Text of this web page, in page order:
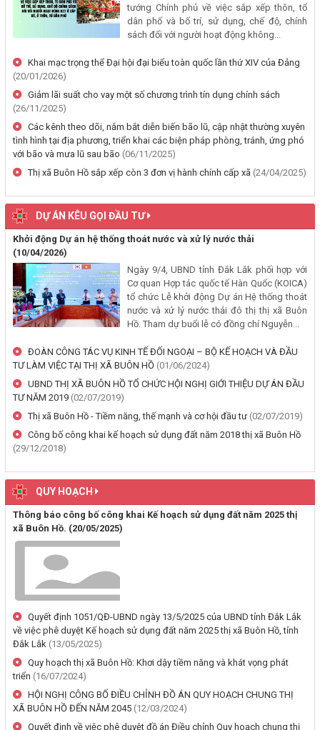
UBND tỉnh Đắk Lắk về việc bổ nhiệm hòa giải viên lao động trên địa
bàn tỉnh Đắk Lắk
(04/08/2026, 00:00)
Thông báo về việc niêm yết công khai Dự thảo phương án bồi
thường, hỗ trợ và bảng công khai phương án chi tiết kinh phí bồi
thường, hỗ trợ khi Nhà nước thu hồi đất để thực hiện Dự án: Cải
tạo, nâng cấp đường Nơ Trang Lơng (đoạn từ đường Nguyễn Hiền
đến đường Trần Cảnh)
(30/07/2026, 00:00)
chấp thuận bằng văn bản cho thương nhân tự chứng nhận xuất xứ
hàng hoá xuất khẩu trên địa bàn tỉnh Đắk Lắk
(29/07/2026, 00:00)
Thông báo công khai về việc đo đạc, ký giáp ranh đối với thửa đất
số 59, tờ bản đồ số 89 thuộc Đoàn Kết 1, phường Buôn Hồ, tỉnh
Đắk Lắk do Nguyễn Thị Bích Liên và bà Nguyễn Thị Kiều Oanh;
thường trú tại TDP An Bình 4, phường Buôn Hồ, tỉnh Đắk Lắk đang
sử dụng
Thông báo về việc niêm yết, công khai hồ sơ mất Giấy chứng nhận
quyền sử dụng đất mang tên ông Cù Văn Châu và bà Nguyễn Thị
Kim Tâm. Thường trú tại: Phường Buôn Hồ, tỉnh Đắk Lắk
(29/07/2026, 00:00)
Thông báo về việc cấp giấy chứng nhận quyền sử dụng đất, tài sản
dụng đất tại phường Buôn Hồ, tỉnh Đắk Lắk
(24/07/2026, 00:00)
Thông báo về việc niêm yết công khai kết quả kiểm tra hồ sơ đăng
ký, cấp giấy chứng nhận diện tích tăng thêm của ông Nguyễn Tấn
Vương và bà Nguyễn Thị Liễu đang sử dụng đất tại phường Buôn
Hồ, tỉnh Đắk Lắk
(20/07/2026, 00:00)
Thông báo về việc niêm yết, công khai hồ sơ cấp giấy chứng nhận
quyền sử dụng đất lần đầu 02 hồ sơ của các cá nhân đang sử dụng
đất tại Phường Buôn Hồ, tỉnh Đắk Lắk
(06/08/2026, 00:00)
Thông báo về việc niêm yết, công khai hồ sơ mất Giấy chứng nhận
tướng Chính phủ về việc sắp xếp thôn, tổ
dân phố và bố trí, sử dụng, chế độ, chính
sách đối với người hoạt động không...
Khai mạc trọng thể Đại hội đại biểu toàn quốc lần thứ XIV của Đảng
(20/01/2026)
Giảm lãi suất cho vay một số chương trình tín dụng chính sách
(26/11/2025)
Các kênh theo dõi, nắm bắt diễn biến bão lũ, cập nhật thường xuyên
tình hình tại địa phương, triển khai các biện pháp phòng, tránh, ứng phó
với bão và mưa lũ sau bão (06/11/2025)
Thị xã Buôn Hồ sắp xếp còn 3 đơn vị hành chính cấp xã (24/04/2025)
DỰ ÁN KÊU GỌI ĐẦU TƯ
Khởi động Dự án hệ thống thoát nước và xử lý nước thải
(10/04/2026)
Ngày 9/4, UBND tỉnh Đắk Lắk phối hợp với
Cơ quan Hợp tác quốc tế Hàn Quốc (KOICA)
tổ chức Lễ khởi động Dự án Hệ thống thoát
nước và xử lý nước thải đô thị thị xã Buôn
Hồ. Tham dự buổi lễ có đồng chí Nguyễn...
ĐOÀN CÔNG TÁC VỤ KINH TẾ ĐỐI NGOẠI – BỘ KẾ HOẠCH VÀ ĐẦU
TƯ LÀM VIỆC TẠI THỊ XÃ BUÔN HỒ (01/06/2024)
UBND THỊ XÃ BUÔN HỒ TỔ CHỨC HỘI NGHỊ GIỚI THIỆU DỰ ÁN ĐẦU
TƯ NĂM 2019 (02/07/2019)
Thị xã Buôn Hồ - Tiềm năng, thế mạnh và cơ hội đầu tư (02/07/2019)
Công bố công khai kế hoạch sử dụng đất năm 2018 thị xã Buôn Hồ
(29/12/2018)
QUY HOẠCH
Thông báo công bố công khai Kế hoạch sử dụng đất năm 2025 thị
xã Buôn Hồ. (20/05/2025)
Quyết định 1051/QĐ-UBND ngày 13/5/2025 của UBND tỉnh Đắk Lắk
về việc phê duyệt Kế hoạch sử dụng đất năm 2025 thị xã Buôn Hồ, tỉnh
Đắk Lắk (13/05/2025)
Quy hoạch thị xã Buôn Hồ: Khơi dậy tiềm năng và khát vọng phát
triển (16/07/2024)
HỘI NGHỊ CÔNG BỐ ĐIỀU CHỈNH ĐỒ ÁN QUY HOẠCH CHUNG THỊ
XÃ BUÔN HỒ ĐẾN NĂM 2045 (12/03/2024)
Quyết định về việc phê duyệt đồ án Điều chỉnh Quy hoạch chung thị